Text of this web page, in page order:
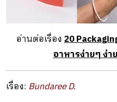
อ่านต่อเรื่อง 20
อาหารง่ายๆ ง่
เรื่อง: Bundaree D.